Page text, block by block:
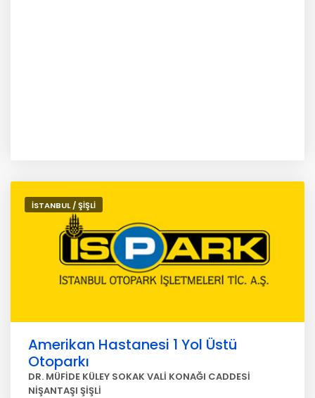
İSTANBUL / ŞİŞLİ
Amerikan Hastanesi 1 Yol Üstü
Otoparkı
DR. MÜFİDE KÜLEY SOKAK VALİ KONAĞI CADDESİ
NİŞANTAŞI ŞİŞLİ